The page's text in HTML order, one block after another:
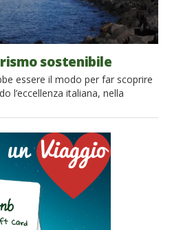
sostenibile
essere il modo per far scoprire
l’eccellenza italiana, nella
abbandonati che potrebbero
lenta di angoli meno noti
itinerari dolci che potrebbero